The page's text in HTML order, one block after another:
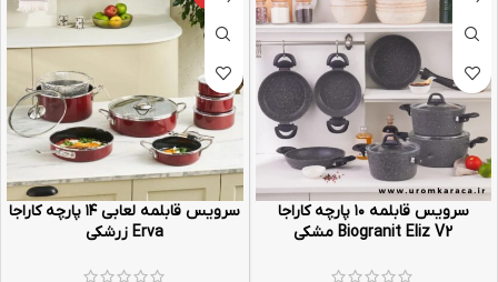
سرویس قابلمه ۱۰ پارچه کاراجا
Biogranit Eliz V2 مشکی
سرویس قابلمه لعابی ۱۴ پارچه کاراجا
Erva زرشکی